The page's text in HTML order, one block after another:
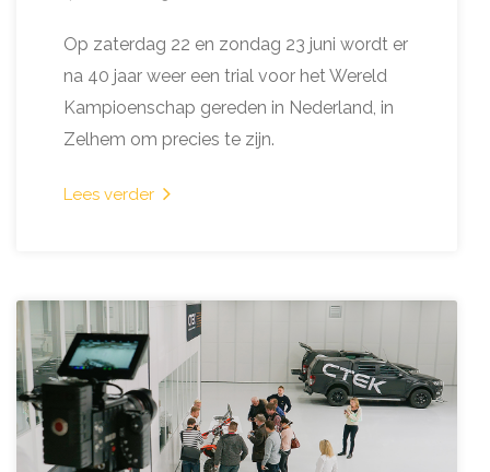
Op zaterdag 22 en zondag 23 juni wordt er
na 40 jaar weer een trial voor het Wereld
Kampioenschap gereden in Nederland, in
Zelhem om precies te zijn.
Lees verder